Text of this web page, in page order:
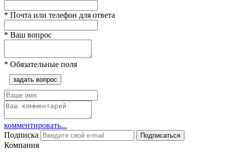
* Почта или телефон для ответа
* Ваш вопрос
* Обязательные поля
задать вопрос
комментировать...
Подписка
Подписаться
Компания